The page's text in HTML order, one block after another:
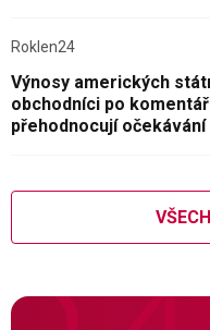
Roklen24
Výnosy amerických
obchodníci po
přehodnocují